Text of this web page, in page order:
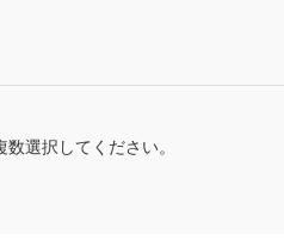
選択してください。